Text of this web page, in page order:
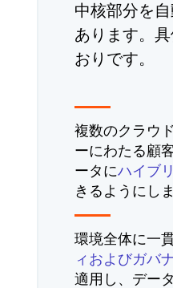
中核部分を
あります。
おりです。
複数のクラウ
ーにわたる顧
ータにハイブ
きるようにしま
環境全体に一
ィおよびガバ
適用し、デー